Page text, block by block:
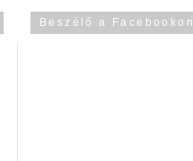
Beszélő a Facebookon